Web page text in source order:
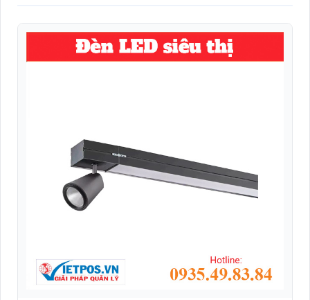
Kiểm soát thông minh
Máy đọc vân tay công nghiệp (Biometric Reader)
Máy tính bảng Rugged công nghiệp (Industrial Tablet)